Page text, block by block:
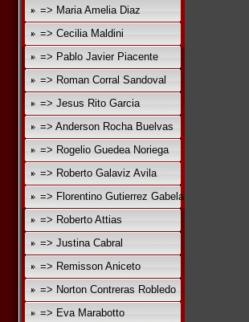
=> Maria Amelia Diaz
=> Cecilia Maldini
=> Pablo Javier Piacente
=> Roman Corral Sandoval
=> Jesus Rito Garcia
=> Anderson Rocha Buelvas
=> Rogelio Guedea Noriega
=> Roberto Galaviz Avila
=> Florentino Gutierrez Gabela
=> Roberto Attias
=> Justina Cabral
=> Remisson Aniceto
=> Norton Contreras Robledo
=> Eva Marabotto